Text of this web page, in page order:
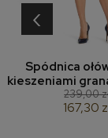
Spódnica
kieszeniami
239,00
167,30
‹